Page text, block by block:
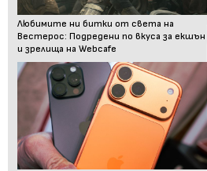
Любимите ни битки от света на
Вестерос: Подредени по вкуса за екшън
и зрелища на Webcafe